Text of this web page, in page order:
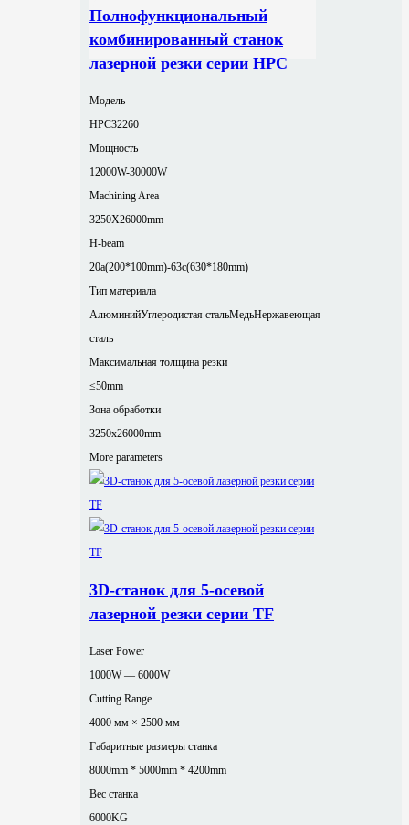
Полнофункциональный
комбинированный станок
лазерной резки серии HPC
Модель
HPC32260
Мощность
12000W-30000W
Machining Area
3250X26000mm
H-beam
20a(200*100mm)-63c(630*180mm)
Тип материала
АлюминийУглеродистая стальМедьНержавеющая
сталь
Максимальная толщина резки
≤50mm
Зона обработки
3250x26000mm
More parameters
3D-станок для 5-осевой
лазерной резки серии TF
Laser Power
1000W — 6000W
Cutting Range
4000 мм × 2500 мм
Габаритные размеры станка
8000mm * 5000mm * 4200mm
Вес станка
6000KG